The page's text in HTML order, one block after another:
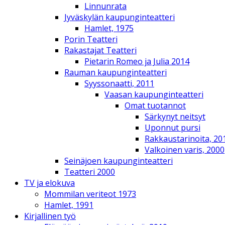
Linnunrata
Jyväskylän kaupunginteatteri
Hamlet, 1975
Porin Teatteri
Rakastajat Teatteri
Pietarin Romeo ja Julia 2014
Rauman kaupunginteatteri
Syyssonaatti, 2011
Vaasan kaupunginteatteri
Omat tuotannot
Särkynyt neitsyt
Uponnut pursi
Rakkaustarinoita,
Valkoinen varis, 2000
Seinäjoen kaupunginteatteri
Teatteri 2000
TV ja elokuva
Mommilan veriteot 1973
Hamlet, 1991
Kirjallinen työ